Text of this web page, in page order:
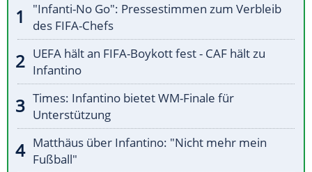
"Infanti-No Go": Pressestimmen zum Verbleib
des FIFA-Chefs
UEFA hält an FIFA-Boykott fest - CAF hält zu
Infantino
Times: Infantino bietet WM-Finale für
Unterstützung
Matthäus über Infantino: "Nicht mehr mein
Fußball"